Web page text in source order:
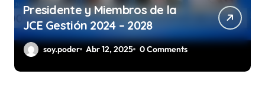
Presidente y Miembros de la
JCE Gestión 2024 – 2028
soy.poder Abr 12, 2025 0 Comments